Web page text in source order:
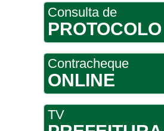
Consulta de
PROTOCOLO
Contracheque
ONLINE
TV